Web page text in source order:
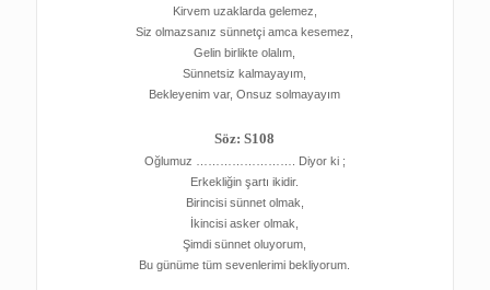
Kirvem uzaklarda gelemez,
Siz olmazsanız sünnetçi amca kesemez,
Gelin birlikte olalım,
Sünnetsiz kalmayayım,
Bekleyenim var, Onsuz solmayayım
Söz: S108
Oğlumuz ……………………. Diyor ki ;
Erkekliğin şartı ikidir.
Birincisi sünnet olmak,
İkincisi asker olmak,
Şimdi sünnet oluyorum,
Bu günüme tüm sevenlerimi bekliyorum.